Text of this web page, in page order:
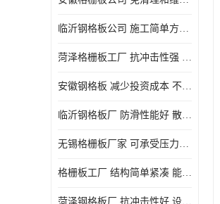
临沂钢格板公司 施工简单方便 通风好 减少风阻
菏泽格栅板工厂 抗冲击性强 安装需要人工少
安徽钢格板 减少投资成本 不用清洗和维护
临沂钢格板厂 防滑性能好 散热防爆效果好
无锡格栅板厂家 可承受压力强 安装需要人工少
格栅板工厂 结构简单紧凑 能减少风力破坏
菏泽钢格板厂 抗冲击性好 设计规范 通风透光